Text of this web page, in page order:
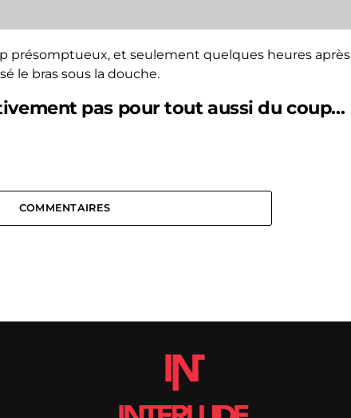
présomptueux, et seulement quelques heures après
le bras sous la douche.
pas pour tout aussi du coup…
COMMENTAIRES